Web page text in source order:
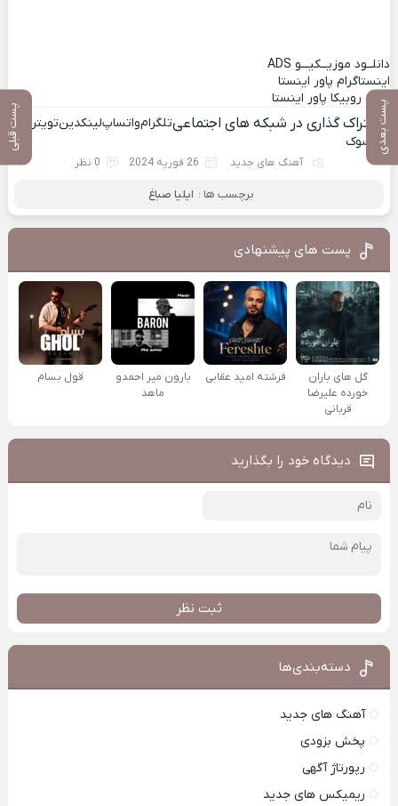
پست بعدی پست قبلی
دانلــود موزیــکیـــو ADS
اینستاگرام پاور اینستا
کانال روبیکا پاور اینستا
اشتراک گذاری در شبکه های اجتماعیتلگرامواتساپلینکدینتویتر
فیسوک
آهنگ های جدید 26 فوریه 2024 0 نظر
برچسب ها : ایلیا صباغ
پست های پیشنهادی
گل های باران
خورده علیرضا
قربانی
فرشته امید عقابی
بارون میر احمدو
ماهد
قول بسام
دیدگاه خود را بگذارید
ثبت نظر
دسته‌بندی‌ها
آهنگ های جدید
پخش بزودی
رپورتاژ آگهی
ریمیکس های جدید